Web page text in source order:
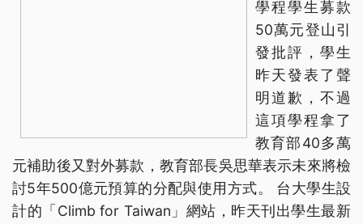
學程學生募款
50萬元登山引
發批評，學生
昨天發表了聲
明道歉，不過
這項學程拿了
教育部40多萬
元補助後又對外募款，教育部長吳思華表示未來將檢
討5年500億元預算的分配與使用方式。 台大學生設
計的「Climb for Taiwan」網站，昨天刊出學生最新